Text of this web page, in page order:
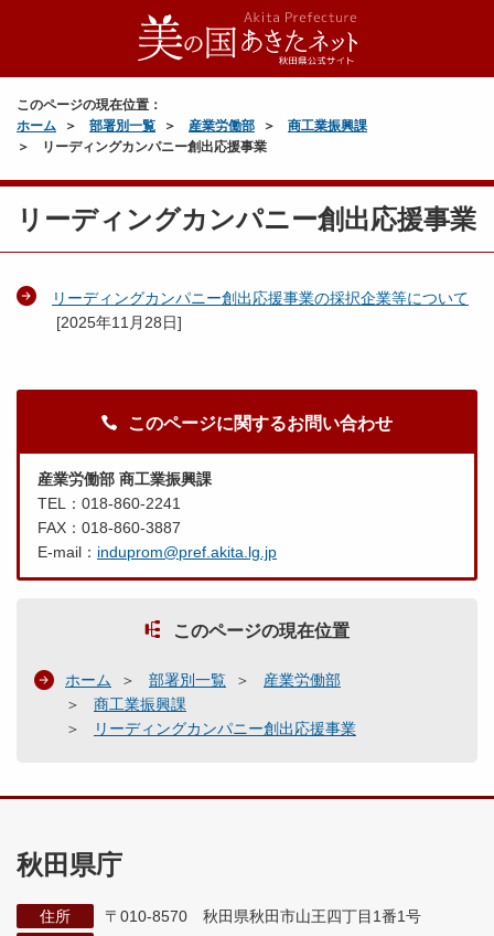
このページの現在位置：
ホーム
部署別一覧 産業労働部
商工業振興課
リーディングカンパニー創出応援事業
リーディングカンパニー創出応援事業
リーディングカンパニー創出応援事業の採択企業等について
[2025年11月28日]
このページに関するお問い合わせ
産業労働部 商工業振興課
TEL：018-860-2241
FAX：018-860-3887
E-mail： induprom@pref.akita.lg.jp
このページの現在位置
ホーム 部署別一覧
産業労働部
商工業振興課
リーディングカンパニー創出応援事業
秋田県庁
住所
〒010-8570 秋田県秋田市山王四丁目1番1号